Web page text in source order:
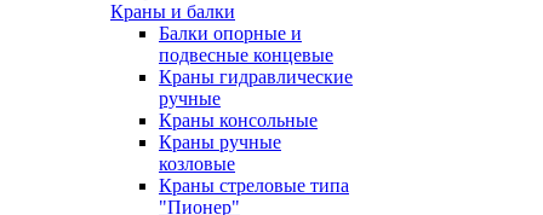
Краны и балки
Балки опорные и
подвесные концевые
Краны гидравлические
ручные
Краны консольные
Краны ручные
козловые
Краны стреловые типа
"Пионер"